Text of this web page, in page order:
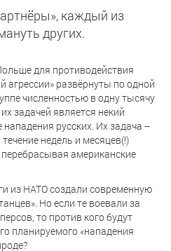
каждый из
других.
для противодействия
агрессии» развёрнуты по одной
численностью в одну тысячу
задачей является некий
русских. Их задача --
недель и месяцев(!)
американские
из НАТО создали современную
Но если те воевали за
то против кого будут
планируемого «нападения